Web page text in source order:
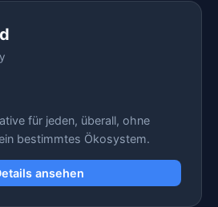
für jeden, überall, ohne
bestimmtes Ökosystem.
ansehen